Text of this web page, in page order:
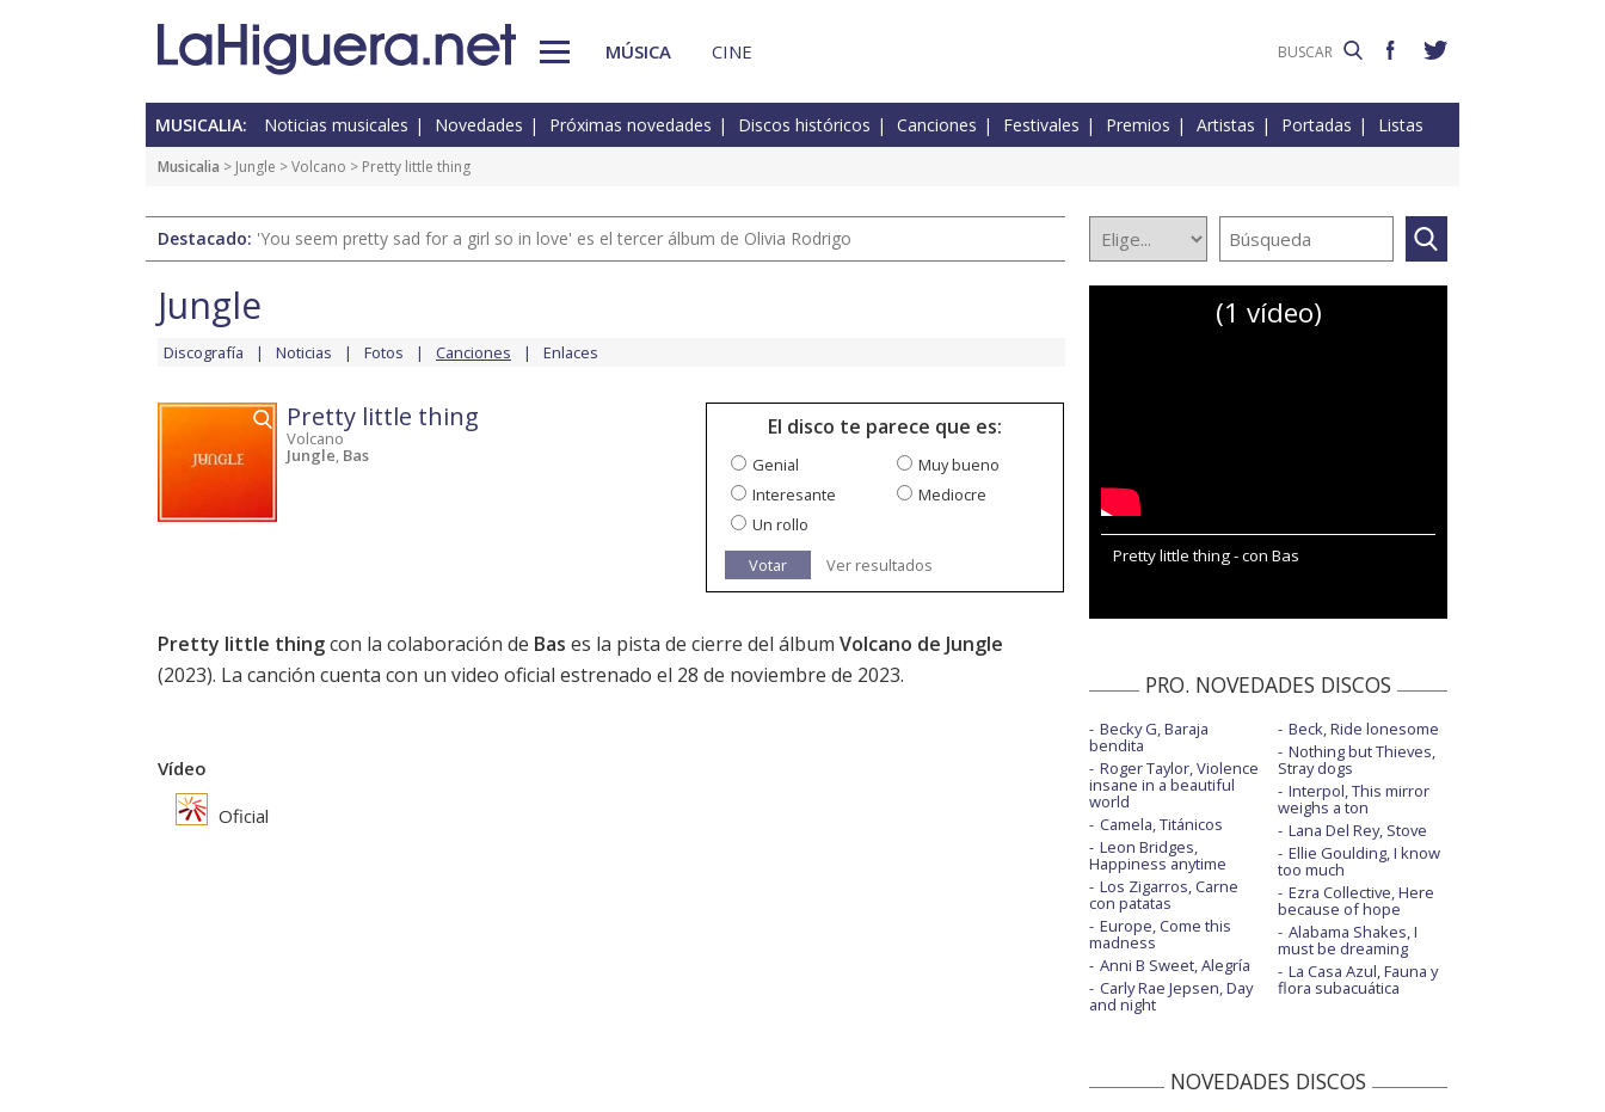
MÚSICA CINE
MUSICALIA: Noticias musicales Novedades Próximas novedades Discos históricos Canciones Festivales Premios Artistas Portadas Listas
Musicalia > Jungle >Volcano > Pretty little thing
Destacado: 'You seem pretty sad for a girl so in love' es el tercer álbum de Olivia Rodrigo
Jungle
Discografía Noticias Fotos Canciones Enlaces
Pretty little thing
Volcano
Jungle, Bas
El disco te parece que es:
Genial
Muy bueno
Interesante
Mediocre
Un rollo
Votar
Ver resultados
Pretty little thingcon la colaboración de Bas es la pista de cierre del álbum Volcano de Jungle
(2023). La canción cuenta con un video oficial estrenado el 28 de noviembre de 2023.
Vídeo
Oficial
(1 vídeo)
Pretty little thing - con Bas
PRO. NOVEDADES DISCOS
Becky G, Baraja
bendita
Roger Taylor, Violence
insane in a beautiful
world
Camela, Titánicos
Leon Bridges,
Happiness anytime
Los Zigarros, Carne
con patatas
Europe, Come this
madness
Anni B Sweet, Alegría
Carly Rae Jepsen, Day
and night
Beck, Ride lonesome
Nothing but Thieves,
Stray dogs
Interpol, This mirror
weighs a ton
Lana Del Rey, Stove
Ellie Goulding, I know
too much
Ezra Collective, Here
because of hope
Alabama Shakes, I
must be dreaming
La Casa Azul, Fauna y
flora subacuática
NOVEDADES DISCOS